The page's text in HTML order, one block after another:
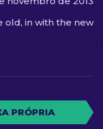
old, in with the new
PRÓPRIA